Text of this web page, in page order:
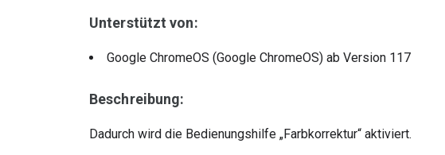
Unterstützt von:
Google ChromeOS (Google ChromeOS) ab Version 117
Beschreibung:
Dadurch wird die Bedienungshilfe „Farbkorrektur“ aktiviert.